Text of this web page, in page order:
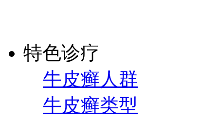
特色诊疗
牛皮癣人群
牛皮癣类型